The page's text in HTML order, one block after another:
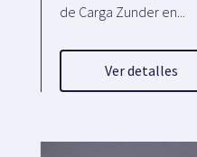
de Carga Zunder en...
Ver detalles